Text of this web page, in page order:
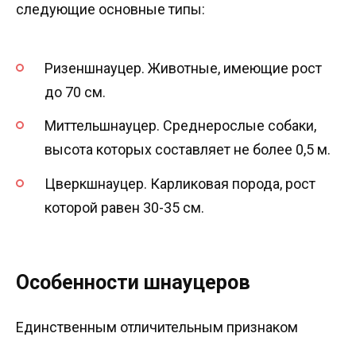
следующие основные типы:
Ризеншнауцер. Животные, имеющие рост
до 70 см.
Миттельшнауцер. Среднерослые собаки,
высота которых составляет не более 0,5 м.
Цверкшнауцер. Карликовая порода, рост
которой равен 30-35 см.
Особенности шнауцеров
Единственным отличительным признаком